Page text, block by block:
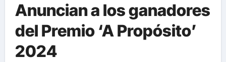
Anuncian a los ganadores
del Premio ‘A Propósito’
2024